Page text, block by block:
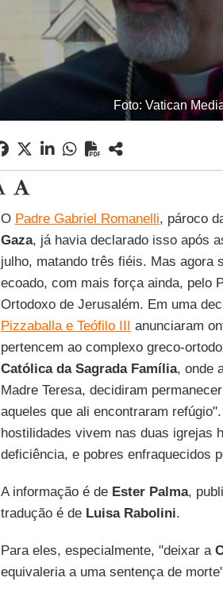
Foto: Vatican
O Padre Gabriel Romanelli, pároco
Gaza, já havia declarado isso após
julho, matando três fiéis. Mas agora
ecoado, com mais força ainda, pelo
Ortodoxo de Jerusalém. Em uma
Pizzaballa e Teófilo III anunciaram
pertencem ao complexo greco-
Católica da Sagrada Família, onde
Madre Teresa, decidiram
aqueles que ali encontraram
hostilidades vivem nas duas igrejas
deficiência, e pobres enfraquecidos
A informação é de Ester Palma,
tradução é de Luisa Rabolini.
Para eles, especialmente, "deixar a
equivaleria a uma sentença de